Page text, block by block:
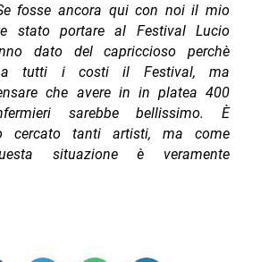
fosse ancora qui con noi il mio
stato portare al Festival Lucio
dato del capriccioso perchè
a tutti i costi il Festival, ma
che avere in in platea 400
sarebbe bellissimo. È
cercato tanti artisti, ma come
situazione è veramente